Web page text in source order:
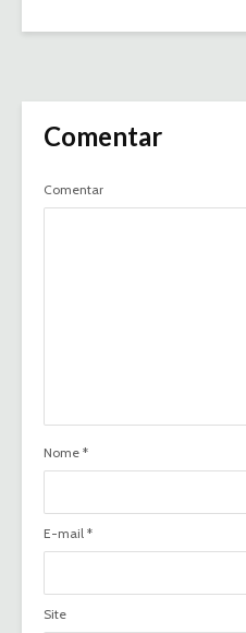
Comentar
Comentar
Nome *
E-mail *
Site